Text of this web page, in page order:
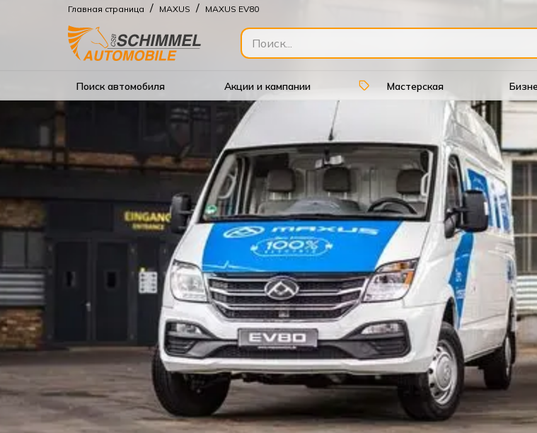
Главная страница / MAXUS / MAXUS EV80
Поиск автомобиля Акции и кампании Мастерская